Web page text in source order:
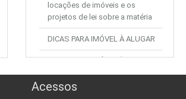
locações de imóveis e os
projetos de lei sobre a matéria
DICAS PARA IMÓVEL À ALUGAR
DICAS DOCUMENTAÇÃO DE
Acessos